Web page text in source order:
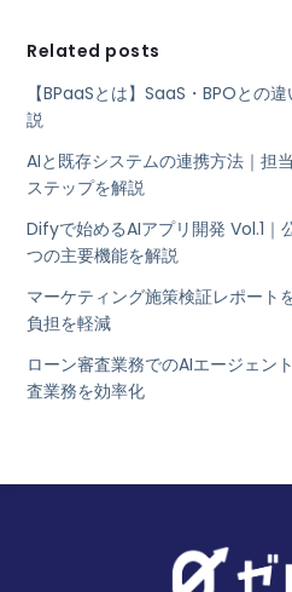
Related posts
【BPaaSとは】SaaS・BPOとの
説
AIと既存システムの連携方法｜担
ステップを解説
Difyで始めるAIアプリ開発 Vol.1｜
つの主要機能を解説
マーケティング施策検証レポート
負担を軽減
ローン審査業務でのAIエージェン
査業務を効率化